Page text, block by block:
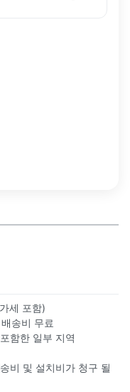
세 포함)
송비 무료
함한 일부 지역
비 및 설치비가 청구 될